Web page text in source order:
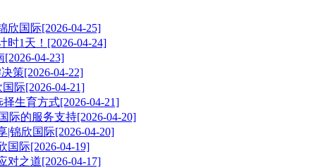
欣国际[2026-04-25]
1天！[2026-04-24]
04-23]
策[2026-04-22]
际[2026-04-21]
生育方式[2026-04-21]
际的服务支持[2026-04-20]
锦欣国际[2026-04-20]
国际[2026-04-19]
对之道[2026-04-17]